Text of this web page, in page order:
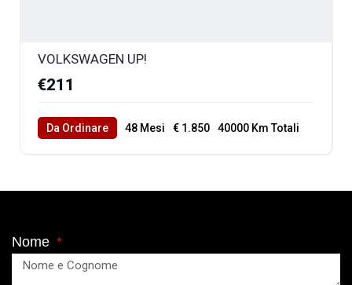
VOLKSWAGEN UP!
€211
Da Ordinare 48 Mesi € 1.850 40000 Km Totali
Nome